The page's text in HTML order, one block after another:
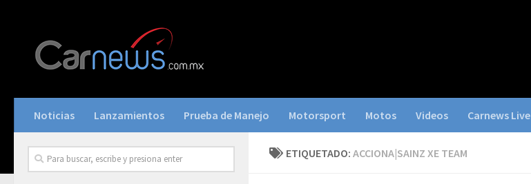
Noticias Lanzamientos Prueba de Manejo Motorsport Motos Videos Carnews Live
ETIQUETADO: ACCIONA|SAINZ XE TEAM